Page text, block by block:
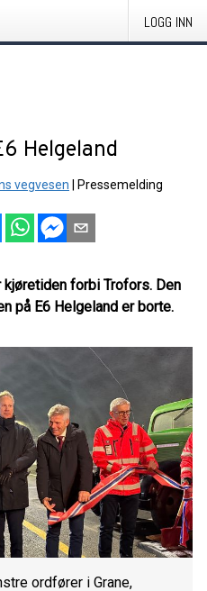
LOGG INN
Helgeland
vegvesen Pressemelding
forbi Trofors. Den
på E6 Helgeland er borte.
ordfører i Grane,